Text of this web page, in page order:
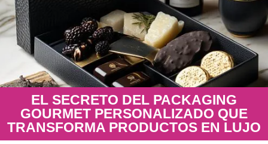
EL SECRETO DEL PACKAGING
GOURMET PERSONALIZADO QUE
TRANSFORMA PRODUCTOS EN LUJO